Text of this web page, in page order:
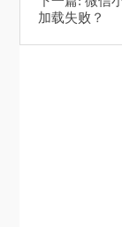
加载失败？